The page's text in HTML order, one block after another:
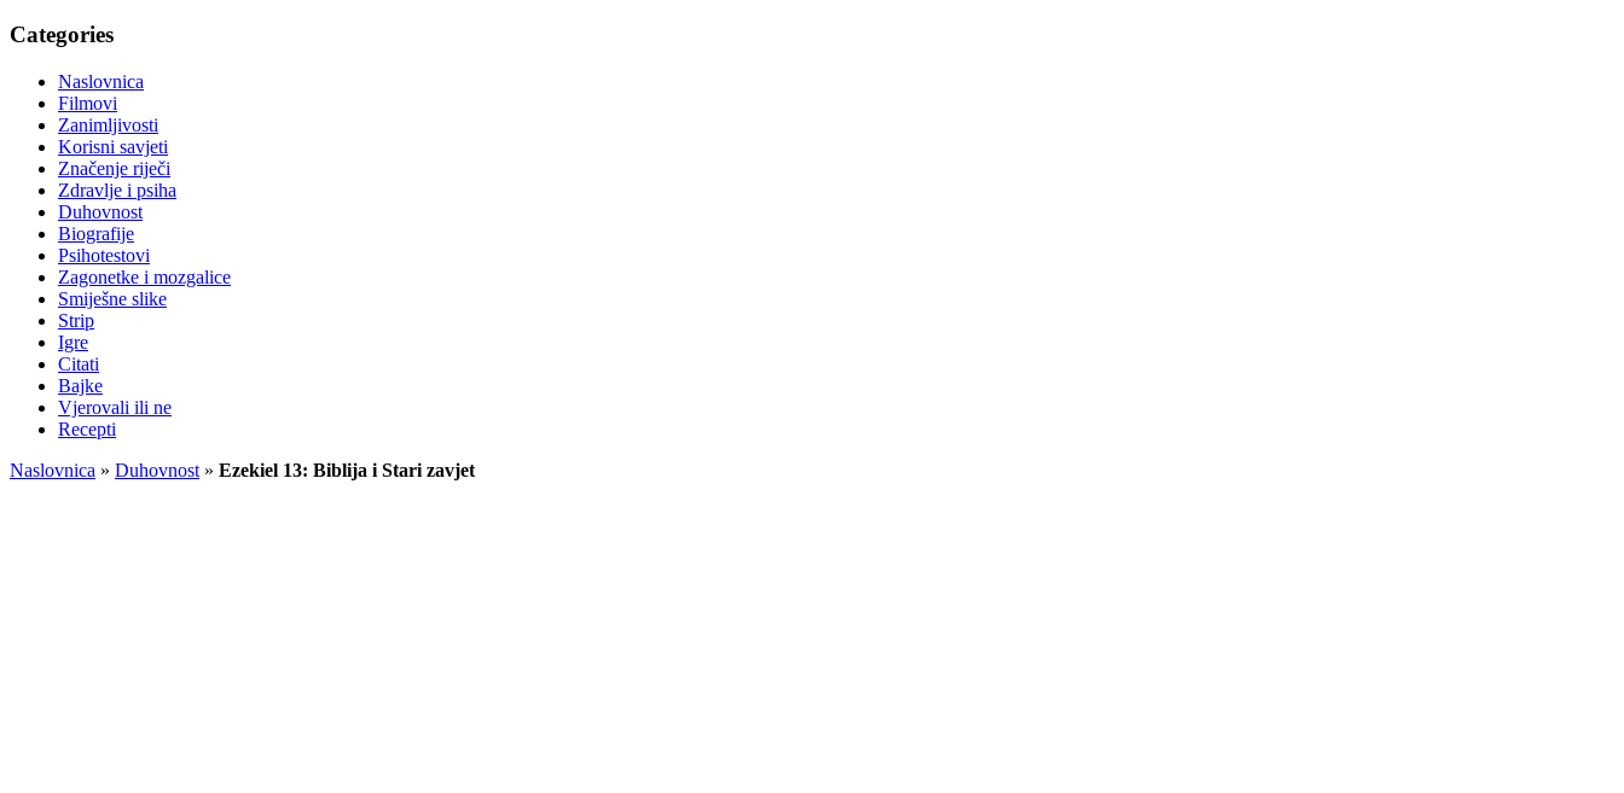
Categories
Naslovnica
Filmovi
Zanimljivosti
Korisni savjeti
Značenje riječi
Zdravlje i psiha
Duhovnost
Biografije
Psihotestovi
Zagonetke i mozgalice
Smiješne slike
Strip
Igre
Citati
Bajke
Vjerovali ili ne
Recepti
Naslovnica » Duhovnost » Ezekiel 13: Biblija i Stari zavjet